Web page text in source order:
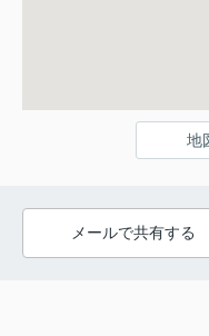
地
メールで共有する